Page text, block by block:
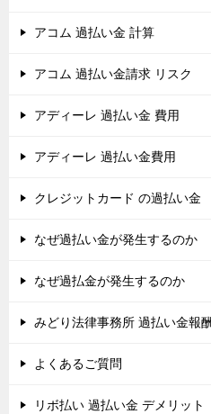
アコム 過払い金 計算
アコム 過払い金請求 リスク
アディーレ 過払い金 費用
アディーレ 過払い金費用
クレジットカード の過払い金
なぜ過払い金が発生するのか
なぜ過払金が発生するのか
みどり法律事務所 過払い金報酬
よくあるご質問
リボ払い 過払い金 デメリット